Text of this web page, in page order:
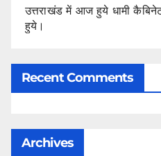
उत्तराखंड में आज हुये धामी
हुये।
Recent Comments
Archives